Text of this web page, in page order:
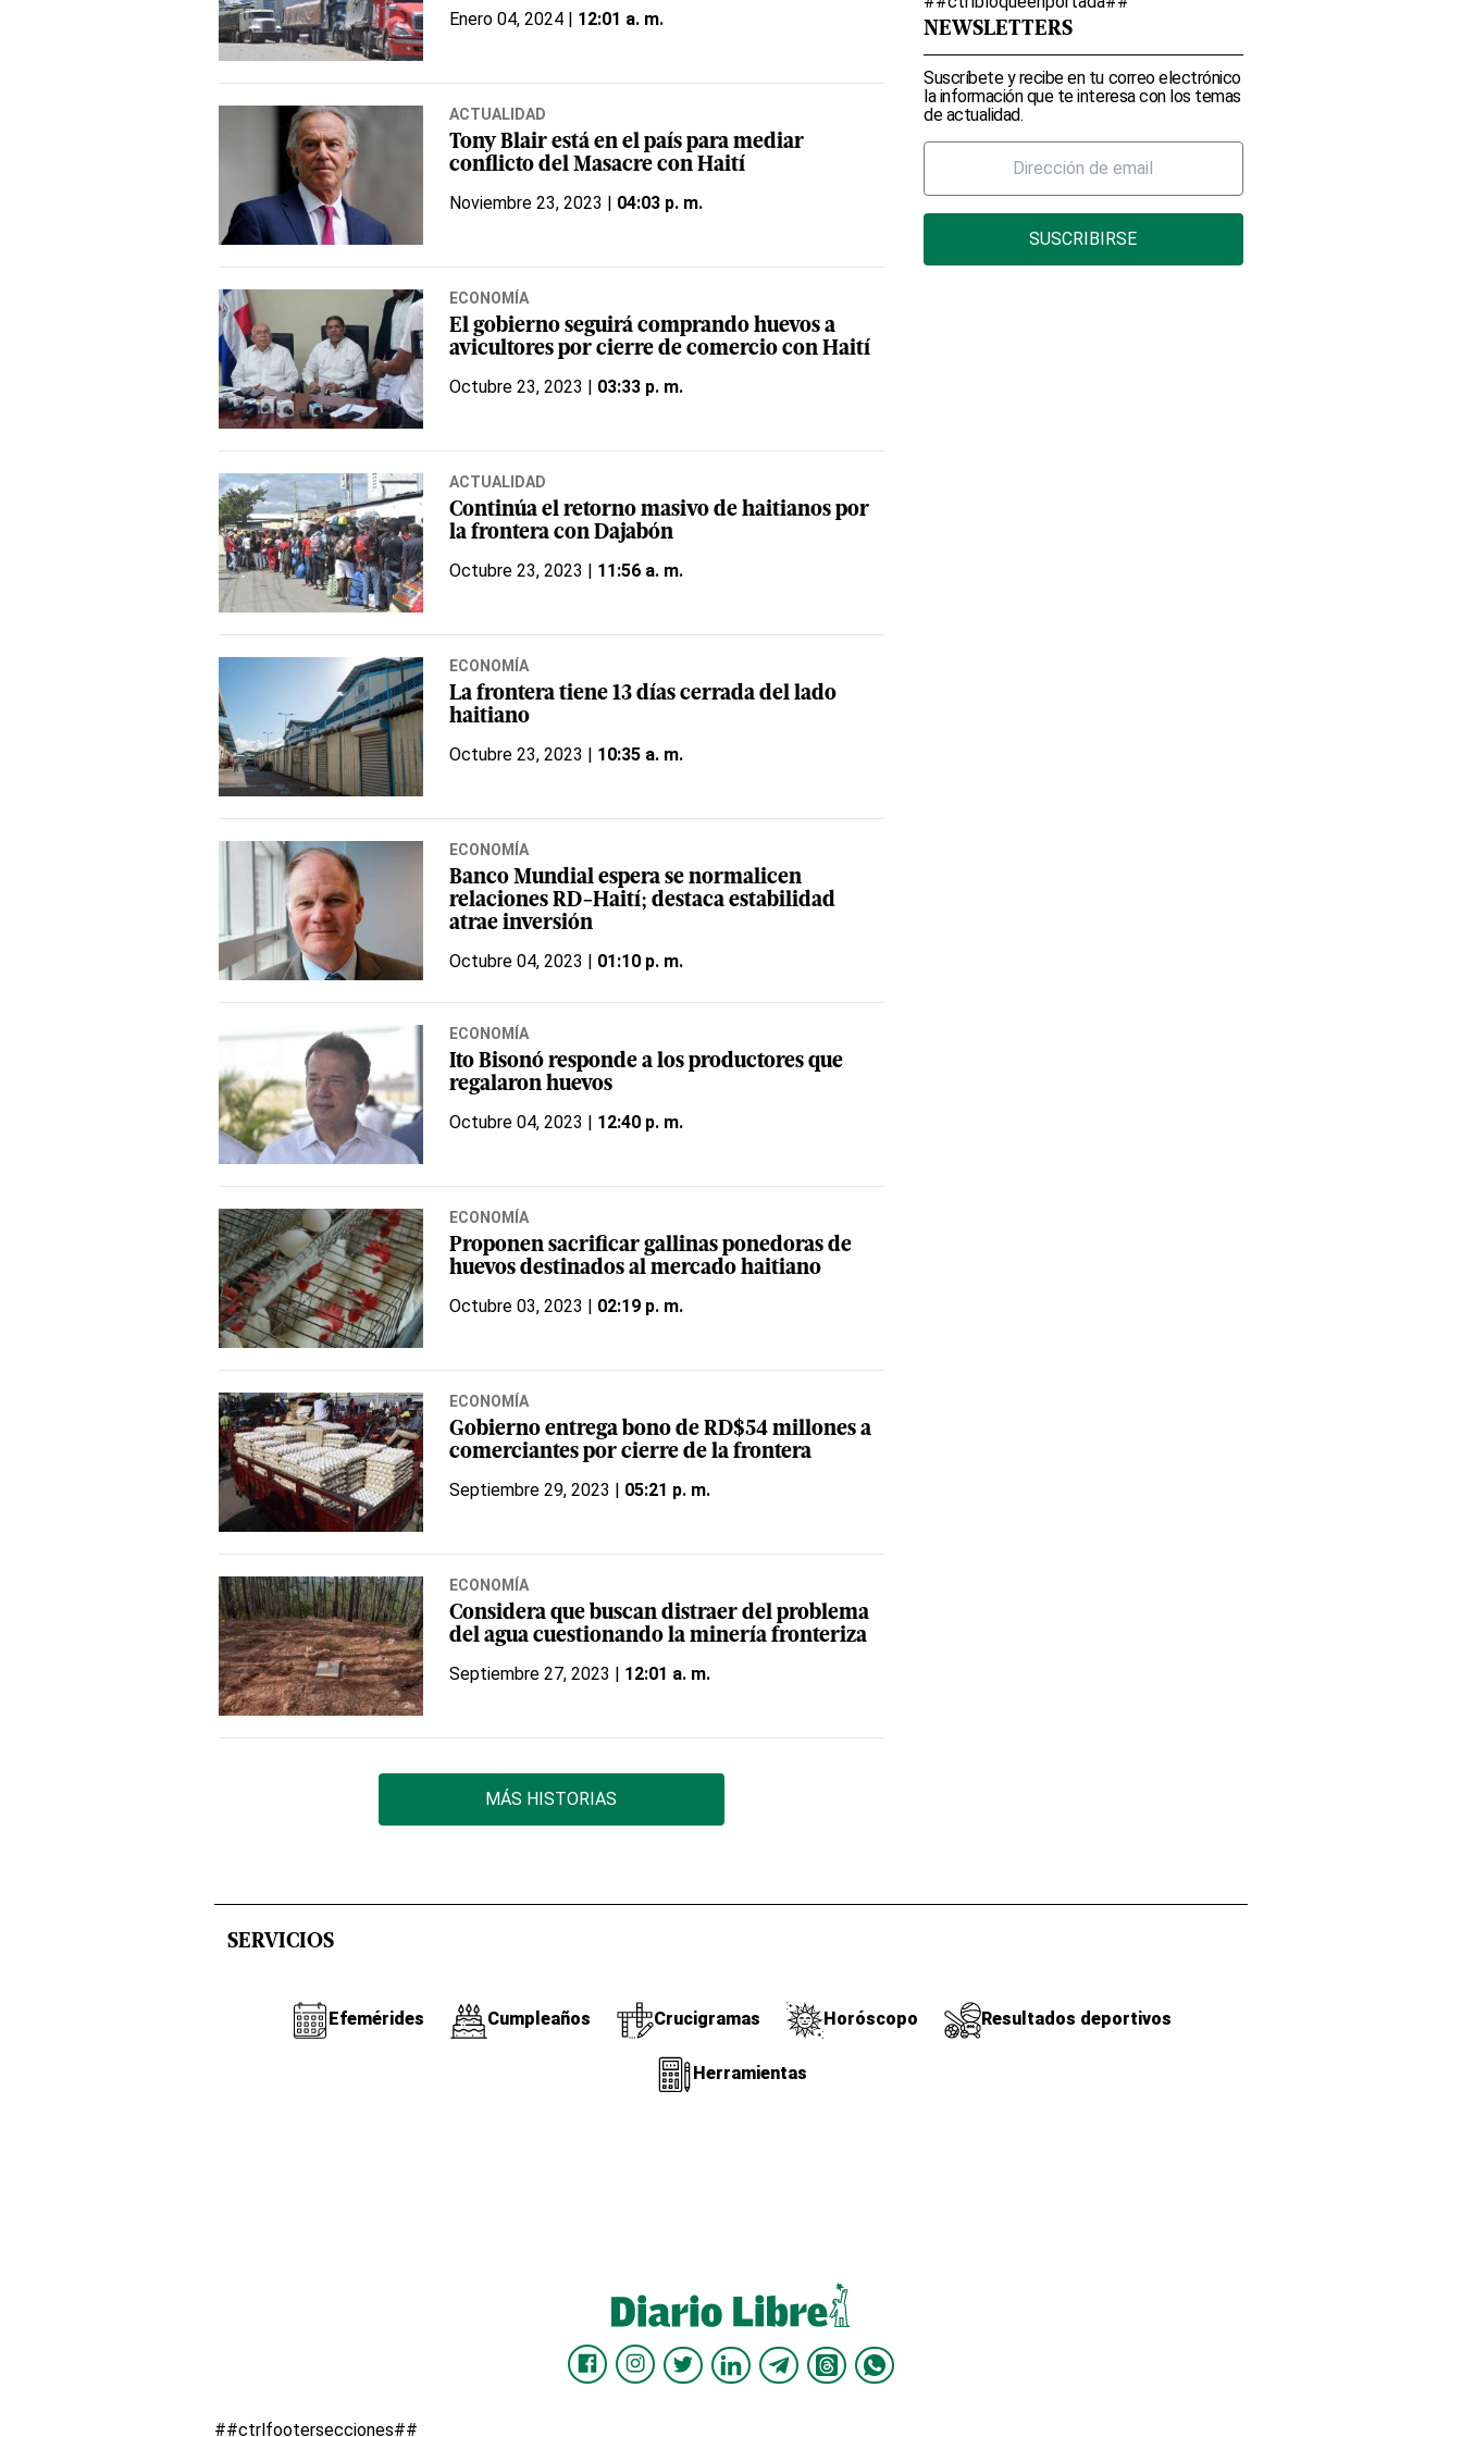
Enero 04, 2024 | 12:01 a. m.
ACTUALIDAD
Tony Blair está en el país para mediar
conflicto del Masacre con Haití
Noviembre 23, 2023 | 04:03 p. m.
ECONOMÍA
El gobierno seguirá comprando huevos a
avicultores por cierre de comercio con Haití
Octubre 23, 2023 | 03:33 p. m.
ACTUALIDAD
Continúa el retorno masivo de haitianos por
la frontera con Dajabón
Octubre 23, 2023 | 11:56 a. m.
ECONOMÍA
La frontera tiene 13 días cerrada del lado
haitiano
Octubre 23, 2023 | 10:35 a. m.
ECONOMÍA
Banco Mundial espera se normalicen
relaciones RD-Haití; destaca estabilidad
atrae inversión
Octubre 04, 2023 | 01:10 p. m.
ECONOMÍA
Ito Bisonó responde a los productores que
regalaron huevos
Octubre 04, 2023 | 12:40 p. m.
ECONOMÍA
Proponen sacrificar gallinas ponedoras de
huevos destinados al mercado haitiano
Octubre 03, 2023 | 02:19 p. m.
ECONOMÍA
Gobierno entrega bono de RD$54 millones a
comerciantes por cierre de la frontera
Septiembre 29, 2023 | 05:21 p. m.
ECONOMÍA
Considera que buscan distraer del problema
del agua cuestionando la minería fronteriza
Septiembre 27, 2023 | 12:01 a. m.
MÁS HISTORIAS
NEWSLETTERS
Suscríbete y recibe en tu correo electrónico
la información que te interesa con los temas
de actualidad.
SUSCRIBIRSE
SERVICIOS
Efemérides Cumpleaños Crucigramas Horóscopo Resultados deportivos
Herramientas
##ctrlfootersecciones##